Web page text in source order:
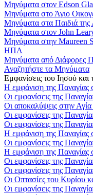
Μηνύματα στον Edson
Μηνύματα στο Άγιο
Μηνύματα στα Παιδιά
Μηνύματα στον John
Μηνύματα στην Maureen
ΗΠΑ
Μηνύματα από Διάφορες
Αναζητήστε τα Μηνύματα
Εμφανίσεις του Ιησού και
Η εμφάνιση της Παναγίας
Οι εμφανίσεις της
Οι αποκαλύψεις στην
Οι εμφανίσεις της
Οι εμφανίσεις της
Η εμφάνιση της Παναγίας
Οι εμφανίσεις της
Η εμφάνιση της Παναγίας
Οι εμφανίσεις της
Οι εμφανίσεις της
Οι Οπτασίες του Κυρίου
Οι εμφανίσεις της